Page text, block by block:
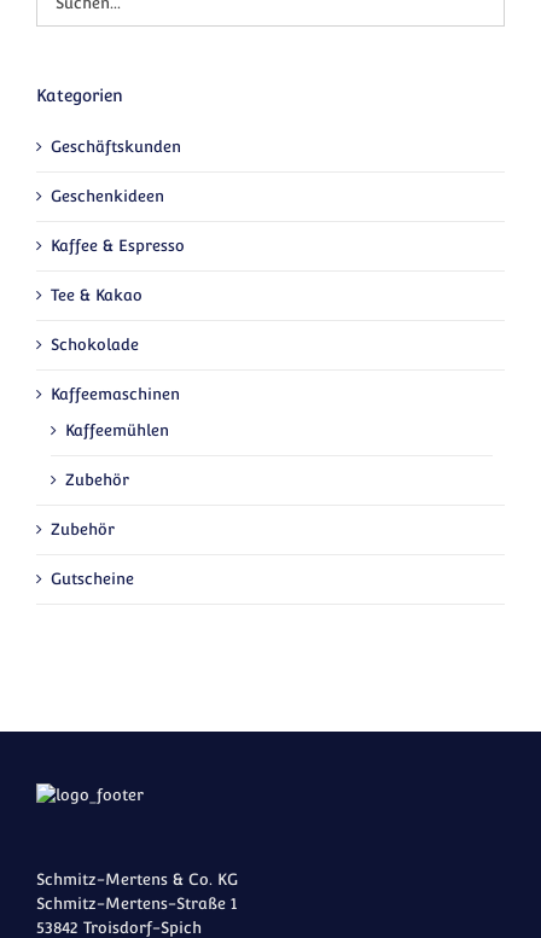
Kategorien
Geschäftskunden
Geschenkideen
Kaffee & Espresso
Tee & Kakao
Schokolade
Kaffeemaschinen
Kaffeemühlen
Zubehör
Zubehör
Gutscheine
Schmitz-Mertens & Co. KG
Schmitz-Mertens-Straße 1
53842 Troisdorf-Spich